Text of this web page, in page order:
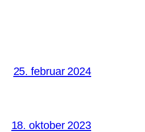
25. februar 2024
18. oktober 2023